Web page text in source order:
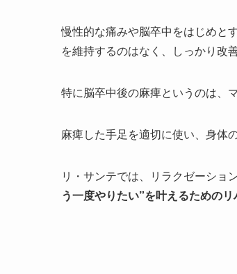
慢性的な痛みや脳卒中をはじめと
を維持するのはなく、しっかり改
特に脳卒中後の麻痺というのは、
麻痺した手足を適切に使い、身体
リ・サンテでは、リラクゼーショ
う一度やりたい”を叶えるためのリ